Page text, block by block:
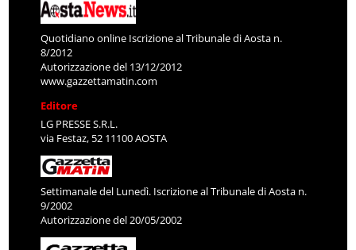
Quotidiano online Iscrizione al Tribunale di Aosta n.
8/2012
Autorizzazione del 13/12/2012
www.gazzettamatin.com
Editore
LG PRESSE S.R.L.
via Festaz, 52 11100 AOSTA
Settimanale del Lunedì. Iscrizione al Tribunale di Aosta n.
9/2002
Autorizzazione del 20/05/2002